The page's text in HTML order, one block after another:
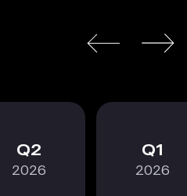
легко
а заявки — в
которые остаются с
ситуации особенно
размещению. Радует,
Рунета не стоят на
2
2026
1
2026